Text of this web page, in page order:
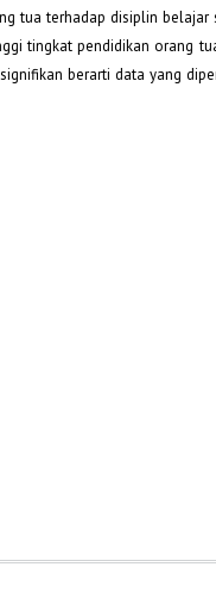
tua terhadap disiplin belajar
tingkat pendidikan orang
berarti data yang